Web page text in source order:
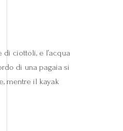
ciottoli, e l’acqua
di una pagaia si
mentre il kayak